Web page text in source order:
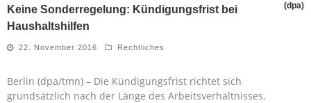
Seminare als Motivationsmotor – Wie Weiterbildung Mitarbeiter nachhaltig begeistert
Keine Sonderregelung: Kündigungsfrist bei
Haushaltshilfen
(dpa)
22. November 2016 Rechtliches
Berlin (dpa/tmn) – Die Kündigungsfrist richtet sich
grundsätzlich nach der Länge des Arbeitsverhältnisses.